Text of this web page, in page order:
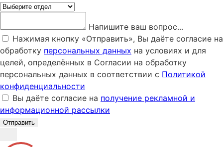
Напишите ваш вопрос...
Нажимая кнопку «Отправить», Вы даёте согласие на
обработку персональных данных на условиях и для
целей, определённых в Согласии на обработку
персональных данных в соответствии с Политикой
конфиденциальности
Вы даёте согласие на получение рекламной и
информационной рассылки
Отправить